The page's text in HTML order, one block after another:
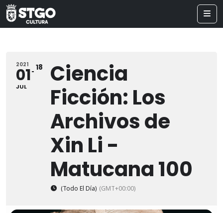
2021
01
JUL
18
Ciencia
Ficción: Los
Archivos de
Xin Li -
Matucana 100
(Todo El Día) (GMT+00:00)